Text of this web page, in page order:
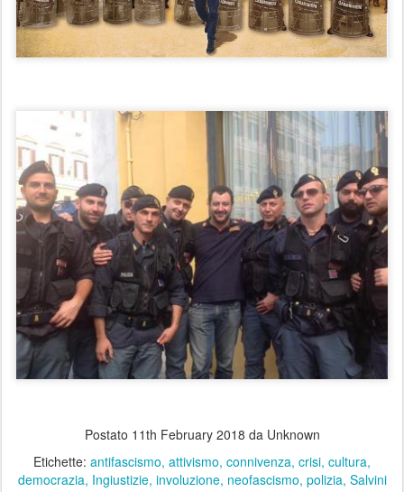
Postato 11th February 2018 da Unknown
Etichette: antifascismo attivismo connivenza crisi cultura
democrazia Ingiustizie involuzione neofascismo polizia Salvini